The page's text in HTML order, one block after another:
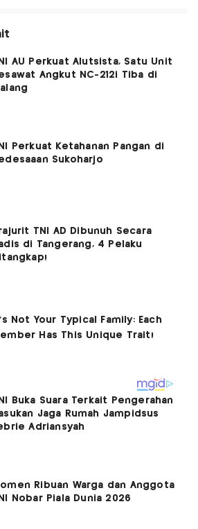
AU Perkuat Alutsista, Satu Unit
Angkut NC-212i Tiba di
Perkuat Ketahanan Pangan di
Sukoharjo
TNI AD Dibunuh Secara
di Tangerang, 4 Pelaku
Buka Suara Terkait Pengerahan
Jaga Rumah Jampidsus
Adriansyah
Ribuan Warga dan Anggota
Nobar Piala Dunia 2026